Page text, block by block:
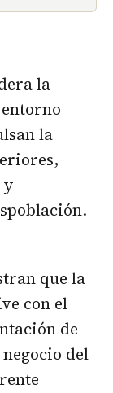
la
la
y
que la
con el
de
del